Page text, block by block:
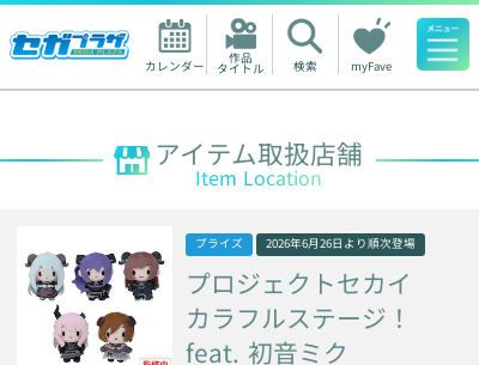
カレンダー 作品
タイトル 検索 myFave
人気ワード
アイテム取扱店舗
Item Location
プライズ 2026年6月26日 より順次登場
プロジェクトセカイ
カラフルステージ！
feat. 初音ミク